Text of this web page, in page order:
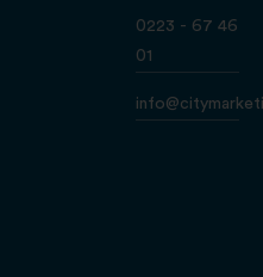
0223 - 67 46
01